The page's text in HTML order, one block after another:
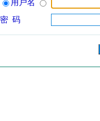
用户名
密 码